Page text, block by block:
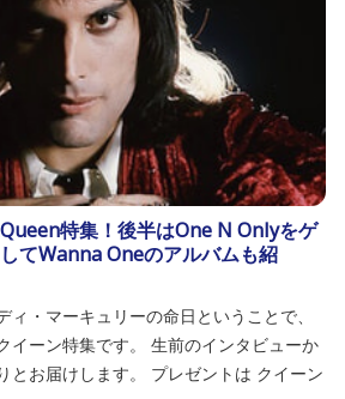
特集！後半はOne N Onlyをゲ
てWanna Oneのアルバムも紹
ィ・マーキュリーの命日ということで、
イーン特集です。 生前のインタビューか
とお届けします。 プレゼントは クイーン